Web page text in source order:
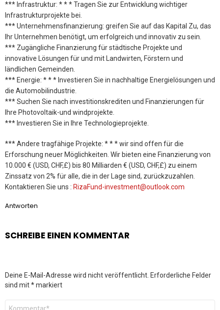
*** Infrastruktur: * * * Tragen Sie zur Entwicklung wichtiger
Infrastrukturprojekte bei.
*** Unternehmensfinanzierung: greifen Sie auf das Kapital Zu, das
Ihr Unternehmen benötigt, um erfolgreich und innovativ zu sein.
*** Zugängliche Finanzierung für städtische Projekte und
innovative Lösungen für und mit Landwirten, Förstern und
ländlichen Gemeinden.
*** Energie: * * * Investieren Sie in nachhaltige Energielösungen und
die Automobilindustrie.
*** Suchen Sie nach investitionskrediten und Finanzierungen für
Ihre Photovoltaik-und windprojekte.
*** Investieren Sie in Ihre Technologieprojekte.
*** Andere tragfähige Projekte: * * * wir sind offen für die
Erforschung neuer Möglichkeiten. Wir bieten eine Finanzierung von
10.000 € (USD, CHF,£) bis 80 Milliarden € (USD, CHF,£) zu einem
Zinssatz von 2% für alle, die in der Lage sind, zurückzuzahlen.
Kontaktieren Sie uns : RizaFund-investment@outlook.com
Antworten
SCHREIBE EINEN KOMMENTAR
Deine E-Mail-Adresse wird nicht veröffentlicht. Erforderliche Felder
sind mit*markiert
Kommentar